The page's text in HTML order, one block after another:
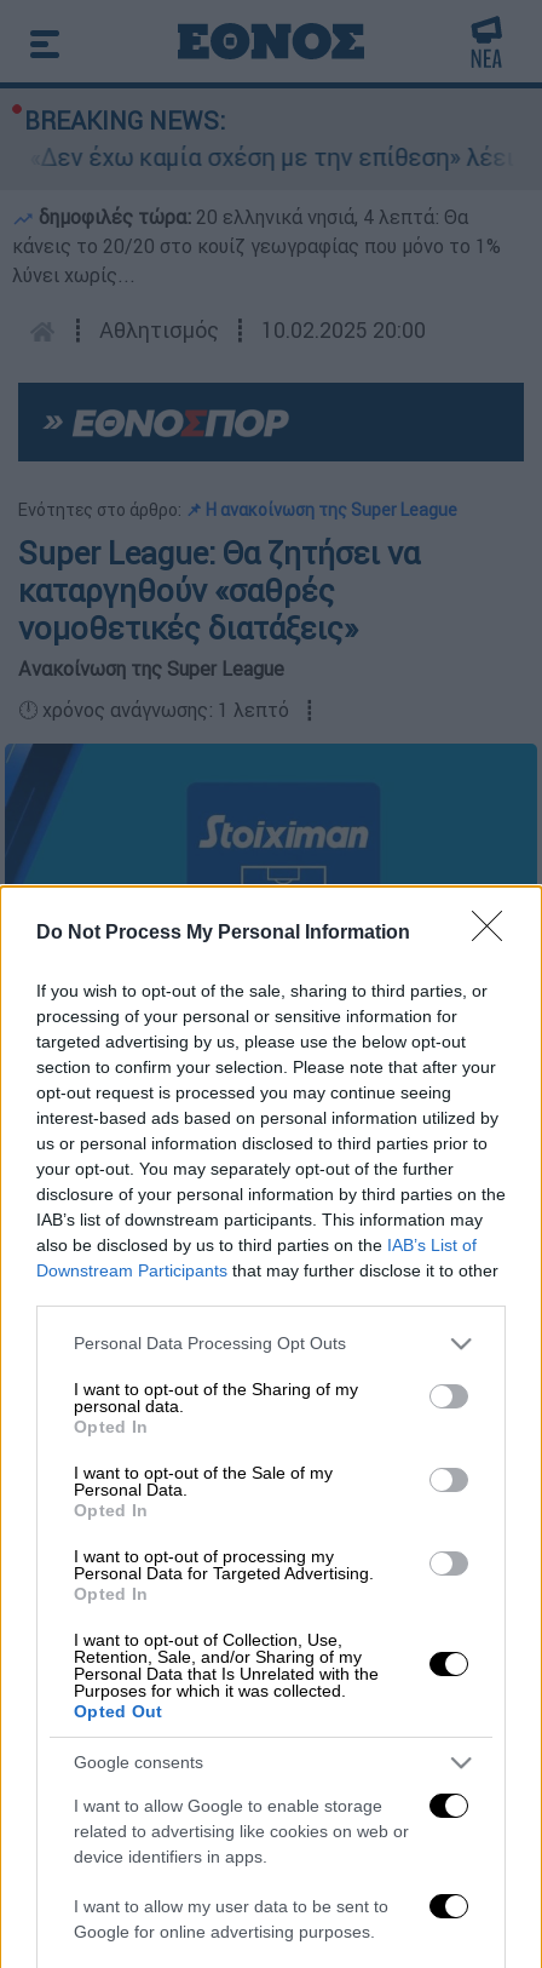
Do Not Process My Personal Information
If you wish to opt-out of the sale, sharing to third parties, or
processing of your personal or sensitive information for
targeted advertising by us, please use the below opt-out
section to confirm your selection. Please note that after your
opt-out request is processed you may continue seeing
interest-based ads based on personal information utilized by
us or personal information disclosed to third parties prior to
your opt-out. You may separately opt-out of the further
disclosure of your personal information by third parties on the
IAB’s list of downstream participants. This information may
also be disclosed by us to third parties on the IAB’s List of
Downstream Participants that may further disclose it to other
Please note that this website/app uses one or more Google
not limited to your visit or usage behaviour. You may click to
grant or deny consent to Google and its third-party tags to
use your data for below specified purposes in below Google
consent section.
Personal Data Processing Opt Outs
I want to opt-out of the Sharing of my
personal data.
Opted In
I want to opt-out of the Sale of my
Personal Data.
Opted In
I want to opt-out of processing my
Personal Data for Targeted Advertising.
Opted In
I want to opt-out of Collection, Use,
Retention, Sale, and/or Sharing of my
Personal Data that Is Unrelated with the
Purposes for which it was collected.
Opted Out
Google consents
I want to allow Google to enable storage
related to advertising like cookies on web or
device identifiers in apps.
I want to allow my user data to be sent to
Google for online advertising purposes.
BREAKING NEWS:
έχω καμία σχέση με την επίθεση» λέει η
δημοφιλές τώρα: 20 ελληνικά νησιά, 4 λεπτά: Θα
κάνεις το 20/20 στο κουίζ γεωγραφίας που μόνο το 1%
λύνει χωρίς...
┋ Αθλητισμός ┋ 10.02.2025 20:00
Ενότητες στο άρθρο: 📌 Η ανακοίνωση της Super League
Super League: Θα ζητήσει να
καταργηθούν «σαθρές
νομοθετικές διατάξεις»
Ανακοίνωση της Super League
🕛 χρόνος ανάγνωσης: 1 λεπτό ┋
Προσθέστε το ΕΘΝΟΣ στη Google
Την απόφαση να εξουσιοδοτηθούν ο
Βαγγέλης Μαρινάκηςκαι ηΚάτια
Κοξένογλου, σε συνεργασία με τηνΕΠΟ, για
να μπορούν να προβούν σε ενέργειες ώστε
να καταργηθούν ή να τροποποιηθούν σαθρές
νομοθετικές διατάξεις, πήρε ομόφωνα η
Super League σύμφωνα με ανακοίνωση που
εξέδωσε.
Η ανακοίνωση της Super League
Η ανακοίνωση της Super League αναφέρει:
«Ομόφωνα το Διοικητικό Συμβούλιο της
Super League αποφάσισε σήμερα να
εξουσιοδοτηθούν ο Πρόεδρος Βαγγέλης
Μαρινάκης και η Αναπληρώτρια Πρόεδρος
Κάτια Κοξένογλου να προβούν, σε
συνεργασία με την ΕΠΟ, σε κάθε απαιτούμενη
ενέργεια, προκειμένου να καταργηθούν ή να
τροποποιηθούν σαθρές νομοθετικές
διατάξεις, οι οποίες προσβάλλουν το
αυτοδιοίκητο του ποδοσφαίρου, όπως λ.χ.
οι διατάξεις περί εξουσίας της ΔΕΑΒ να
επιβάλλει ποινές κεκλεισμένων των θυρών